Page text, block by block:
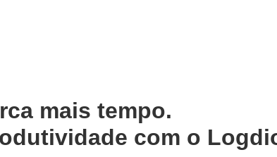
mais tempo.
com o